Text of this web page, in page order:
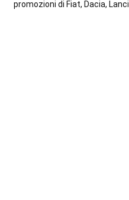
promozioni di Fiat, Dacia,